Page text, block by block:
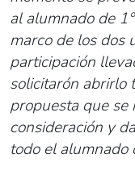
al alumnado de
marco de los dos
participación
solicitarón abrirlo
propuesta que se
consideración y
todo el alumnado